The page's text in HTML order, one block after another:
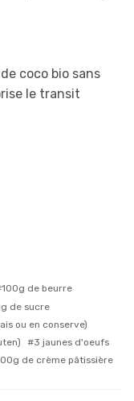
coco bio sans
le transit
100g de beurre
de sucre
ou en conserve)
3 jaunes d'oeufs
de crème pâtissière